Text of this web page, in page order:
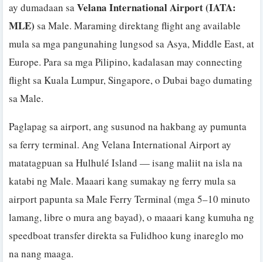
ay dumadaan saVelana International Airport (IATA:
MLE) sa Male. Maraming direktang flight ang available
mula sa mga pangunahing lungsod sa Asya, Middle East, at
Europe. Para sa mga Pilipino, kadalasan may connecting
flight sa Kuala Lumpur, Singapore, o Dubai bago dumating
sa Male.
Paglapag sa airport, ang susunod na hakbang ay pumunta
sa ferry terminal. Ang Velana International Airport ay
matatagpuan sa Hulhulé Island — isang maliit na isla na
katabi ng Male. Maaari kang sumakay ng ferry mula sa
airport papunta sa Male Ferry Terminal (mga 5–10 minuto
lamang, libre o mura ang bayad), o maaari kang kumuha ng
speedboat transfer direkta sa Fulidhoo kung inareglo mo
na nang maaga.